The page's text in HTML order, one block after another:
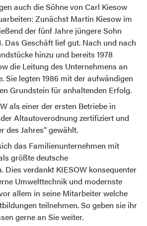
auch die Söhne von Carl Kiesow
Zunächst Martin Kiesow im
der fünf Jahre jüngere Sohn
Das Geschäft lief gut. Nach und nach
hinzu und bereits 1978
die Leitung des Unternehmens an
Sie legten 1986 mit der aufwändigen
Grundstein für anhaltenden Erfolg.
als einer der ersten Betriebe in
Altautoverodnung zertifiziert und
des Jahres“ gewählt.
das Familienunternehmen mit
größte deutsche
Dies verdankt KIESOW konsequenter
Umwelttechnik und modernste
allem in seine Mitarbeiter welche
teilnehmen. So geben sie ihr
gerne an Sie weiter.